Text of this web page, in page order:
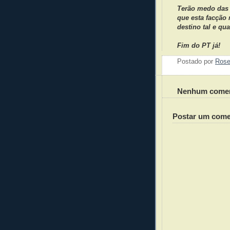
Terão medo
que esta facção
destino tal e
Fim do PT já!
Postado por Rose
Nenhum
Postar um